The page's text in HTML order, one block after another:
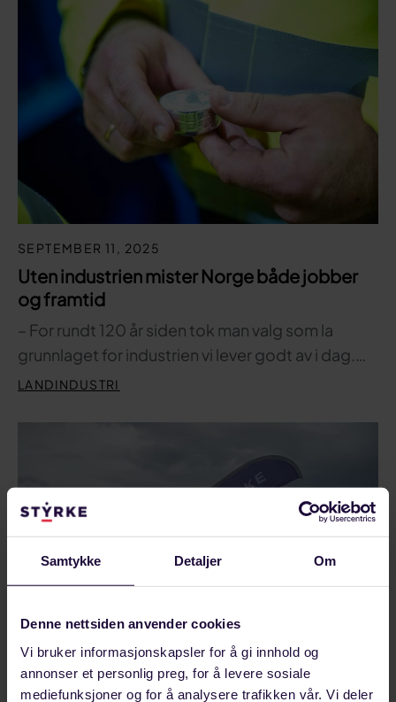
Samtykke Detaljer Om
Denne nettsiden anvender cookies
Vi bruker informasjonskapsler for å gi innhold og
annonser et personlig preg, for å levere sosiale
mediefunksjoner og for å analysere trafikken vår. Vi deler
SEPTEMBER 11, 2025
Uten industrien mister Norge både jobber
og framtid
– For rundt 120 år siden tok man valg som la
grunnlaget for industrien vi lever godt av i dag.…
LANDINDUSTRI
AUGUST 22, 2025